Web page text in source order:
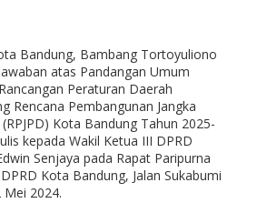
Bandung, Bambang Tortoyuliono
atas Pandangan Umum
Peraturan Daerah
Rencana Pembangunan Jangka
Kota Bandung Tahun 2025-
kepada Wakil Ketua III DPRD
Senjaya pada Rapat Paripurna
Kota Bandung, Jalan Sukabumi
Mei 2024.